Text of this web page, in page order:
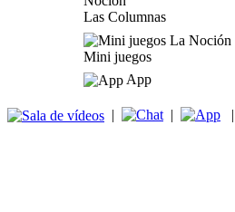
Las Columnas
Mini juegos
App
| |